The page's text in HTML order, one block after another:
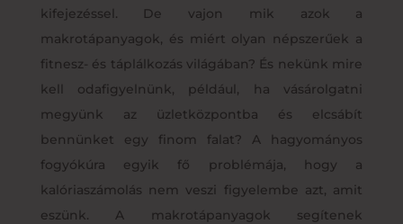
kifejezéssel. De vajon mik azok a
makrotápanyagok, és miért olyan népszerűek a
fitnesz- és táplálkozás világában? És nekünk mire
kell odafigyelnünk, például, ha vásárolgatni
megyünk az üzletközpontba és elcsábít
bennünket egy finom falat? A hagyományos
fogyókúra egyik fő problémája, hogy a
kalóriaszámolás nem veszi figyelembe azt, amit
eszünk. A makrotápanyagok segítenek